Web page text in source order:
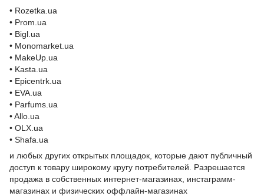
• Rozetka.ua
• Prom.ua
• Bigl.ua
• Monomarket.ua
• MakeUp.ua
• Kasta.ua
• Epicentrk.ua
• EVA.ua
• Parfums.ua
• Allo.ua
• OLX.ua
• Shafa.ua
и любых других открытых площадок, которые дают публичный
доступ к товару широкому кругу потребителей. Разрешается
продажа в собственных интернет-магазинах, инстаграмм-
магазинах и физических оффлайн-магазинах